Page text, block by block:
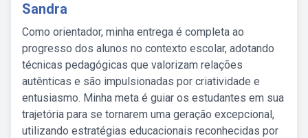
Sandra
Como orientador, minha entrega é completa ao
progresso dos alunos no contexto escolar, adotando
técnicas pedagógicas que valorizam relações
autênticas e são impulsionadas por criatividade e
entusiasmo. Minha meta é guiar os estudantes em sua
trajetória para se tornarem uma geração excepcional,
utilizando estratégias educacionais reconhecidas por